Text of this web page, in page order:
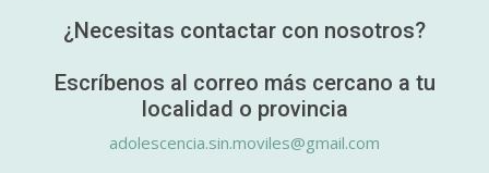
¿Necesitas contactar con nosotros?
Escríbenos al correo más cercano a tu
localidad o provincia
adolescencia.sin.moviles@gmail.com